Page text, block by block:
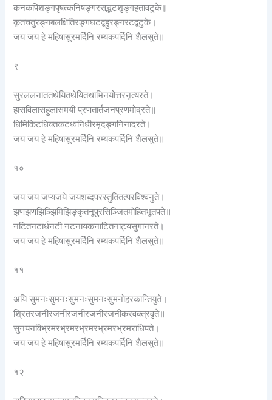
कनकपिशङ्गपृषत्कनिषङ्गरसद्भटशृङ्गहतावटुके॥
कृतचतुरङ्गबलक्षितिरङ्गघटद्बहुरङ्गरटद्बटुके।
जय जय हे महिषासुरमर्दिनि रम्यकपर्दिनि शैलसुते॥
९
सुरललनाततथेयितथेयितथाभिनयोत्तरनृत्यरते।
हासविलासहुलासमयी प्रणतार्तजनप्रणमोद्रते॥
धिमिकिटधिक्तकटध्वनिधीरमृदङ्गनिनादरते।
जय जय हे महिषासुरमर्दिनि रम्यकपर्दिनि शैलसुते॥
१०
जय जय जप्यजये जयशब्दपरस्तुतितत्परविश्वनुते।
झणझणझिञ्झिमिझिङ्कृतनूपुरसिञ्जितमोहितभूतपते॥
नटितनटार्धनटी नटनायकनाटितनाट्यसुगानरते।
जय जय हे महिषासुरमर्दिनि रम्यकपर्दिनि शैलसुते॥
११
अयि सुमनःसुमनःसुमनःसुमनःसुमनोहरकान्तियुते।
श्रितरजनीरजनीरजनीरजनीरजनीकरवक्त्रवृते॥
सुनयनविभ्रमरभ्रमरभ्रमरभ्रमरभ्रमराधिपते।
जय जय हे महिषासुरमर्दिनि रम्यकपर्दिनि शैलसुते॥
१२